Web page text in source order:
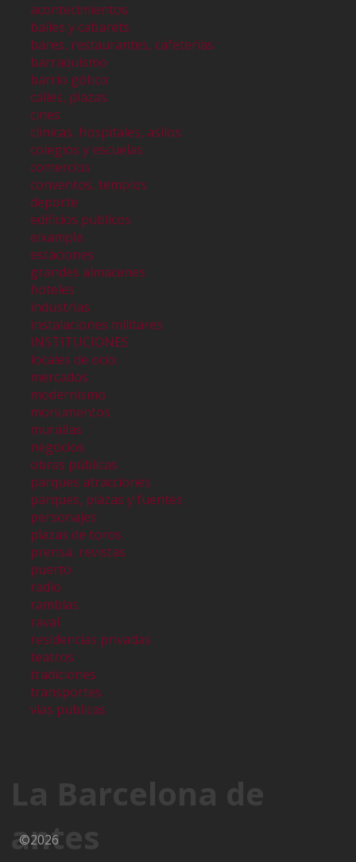
acontecimientos
bailes y cabarets
bares, restaurantes, cafeterías
barraquismo
barrio gótico
calles, plazas
cines
clinicas, hospitales, asilos
colegios y escuelas
comercios
conventos, templos
deporte
edificios publicos
eixample
estaciones
grandes almacenes
hoteles
industrias
instalaciones militares
INSTITUCIONES
locales de ocio
mercados
modernismo
monumentos
murallas
negocios
obras públicas
parques atracciones
parques, plazas y fuentes
personajes
plazas de toros
prensa, revistas
puerto
radio
ramblas
raval
residencias privadas
teatros
tradiciones
transportes
vias publicas
La Barcelona de
antes
©2026